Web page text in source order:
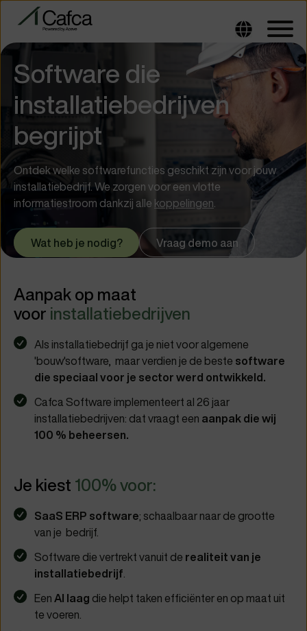
Software die
installatiebedrijven
begrijpt
Ontdek welke softwarefuncties geschikt zijn voor jouw
installatiebedrijf. We zorgen voor een vlotte
informatiestroom dankzij alle koppelingen.
Wat heb je nodig? Vraag demo aan
Aanpak op maat
voor installatiebedrijven
Als installatiebedrijf ga je niet voor algemene
'bouw'software, maar verdien je de beste software
die speciaal voor je sector werd ontwikkeld.
Cafca Software implementeert al 26 jaar
installatiebedrijven: dat vraagt een aanpak die wij
100 % beheersen.
Je kiest 100% voor:
SaaS ERP software; schaalbaar naar de grootte
van je bedrijf.
Software die vertrekt vanuit de realiteit van je
installatiebedrijf.
EenAI laag die helpt taken efficiënter en op maat uit
te voeren.